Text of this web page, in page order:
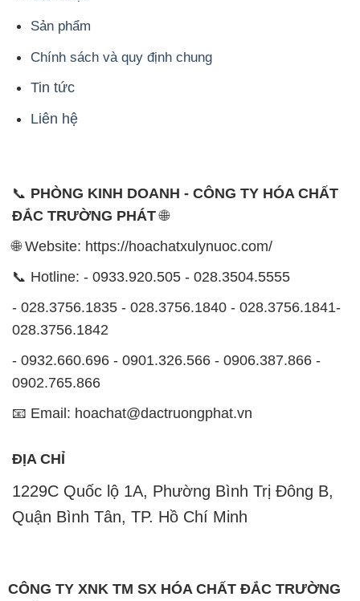
Sản phẩm
Chính sách và quy định chung
Tin tức
Liên hệ
📞 PHÒNG KINH DOANH - CÔNG TY HÓA CHẤT
ĐẮC TRƯỜNG PHÁT🌐
🌐 Website: https://hoachatxulynuoc.com/
📞 Hotline: - 0933.920.505 - 028.3504.5555
- 028.3756.1835 - 028.3756.1840 - 028.3756.1841-
028.3756.1842
- 0932.660.696 - 0901.326.566 - 0906.387.866 -
0902.765.866
📧 Email: hoachat@dactruongphat.vn
ĐỊA CHỈ
1229C Quốc lộ 1A, Phường Bình Trị Đông B,
Quận Bình Tân, TP. Hồ Chí Minh
CÔNG TY XNK TM SX HÓA CHẤT ĐẮC TRƯỜNG